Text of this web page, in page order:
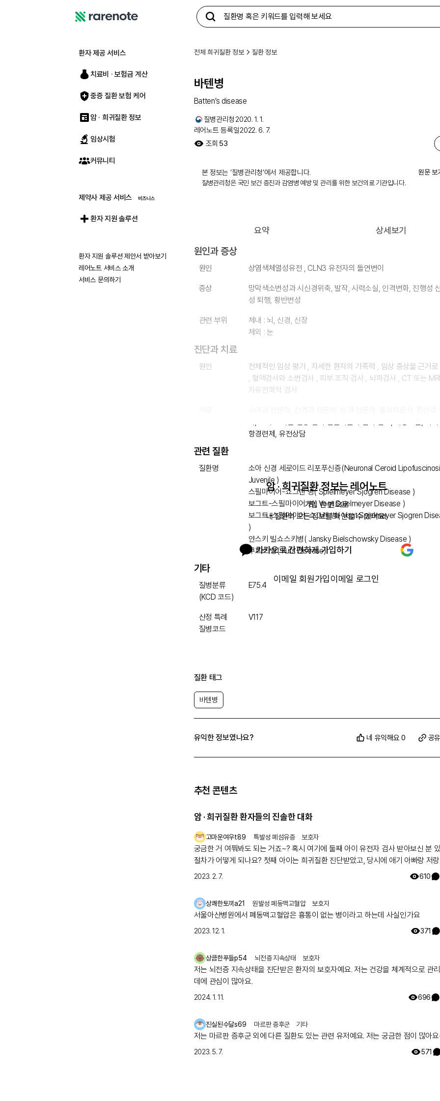
트
환자 제공 서비스
치료비 ∙ 보험금 계산
중증 질환 보험 케어
암 · 희귀질환 정보
임상시험
커뮤니티
제약사 제공 서비스
환자 지원 솔루션
환자 지원 솔루션 제안서 받아보기
레어노트 서비스 소개
서비스 문의하기
전체 희귀질환 정보 질환 정보
바텐병
Batten’s disease
질병관리청 2020. 1. 1.
레어노트 등록일2022. 6. 7.
조회 53
본 정보는 ‘질병관리청’에서 제공합니다.
원문 보
질병관리청은 국민 보건 증진과 감염병 예방 및 관리를 위한 보건의료 기관입니다.
요약 상세보기
원인과 증상
원인 상염색체열성유전 , CLN3 유전자의 돌연변이
증상
망막색소변성과 시신경위축, 발작, 시력소실, 인격변화, 진행성
성 퇴행, 황반변성
관련 부위
체내 : 뇌, 신경, 신장
체외 : 눈
진단과 치료
원인
전체적인 임상 평가 , 자세한 환자의 가족력 , 임상 증상을 근거로
, 혈액검사와 소변검사 , 피부 조직 검사 , 뇌파검사 , CT 또는
자유전학적 검사
항경련제, 유전상담
관련 질환
질환명
소아 신경 세로이드 리포푸신증(Neuronal Ceroid
Juvenile )
스필마이어-쇼그렌 병( Spielmeyer Sjogren Disease )
보그트-스필마이어 병( Vogt Spielmeyer Disease )
보그트-스필마이어-쇼그렌 병( Vogt Spielmeyer Sjogren
)
얀스키 빌쇼스키병( Jansky Bielschowsky Disease )
쿠프스 병( Kufs Disease)
기타
질병분류
(KCD 코드)
E75.4
산정 특례
질병코드
V117
암 · 희귀질환 정보는 레어노트
가입 한 번으로
내 질환의 모든 정보를 확인할 수 있어요!
카카오로 간편하게 가입하기
이메일 회원가입이메일 로그인
질환 태그
바텐병
유익한 정보였나요? 네 유익해요 0 공
추천 콘텐츠
암 · 희귀질환 환자들의 진솔한 대화
고마운여우t89 특발성 폐섬유증 보호자
궁금한 거 여쭤봐도 되는 거죠~? 혹시 여기에 둘째 아이 유전자 검사 받아보신 분
절차가 어떻게 되나요? 첫째 아이는 희귀질환 진단받았고, 당시에 애기 아빠랑 저랑
자 검사했는데 돌연변이라고 하시더라구요.. 둘째 임신했는데 유전은 안 된다지만
2023. 2. 7. 610
상쾌한토끼a21 원발성 폐동맥고혈압 보호자
서울아산병원에서 폐동맥고혈압은 흉통이 없는 병이라고 하는데 사실인가요
2023. 12. 1. 371
상큼한푸들p54 뇌전증 지속상태 보호자
저는 뇌전증 지속상태을 진단받은 환자의 보호자예요. 저는 건강을 체계적으로 관
데에 관심이 많아요.
2024. 1. 11. 696
진실된수달s69 마르판 증후군 기타
저는 마르판 증후군 외에 다른 질환도 있는 관련 유저예요. 저는 궁금한 점이 많아
2023. 5. 7. 571